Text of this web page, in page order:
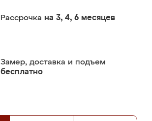
Рассрочка на 3, 4, 6 месяцев
Замер, доставка и подъем
бесплатно